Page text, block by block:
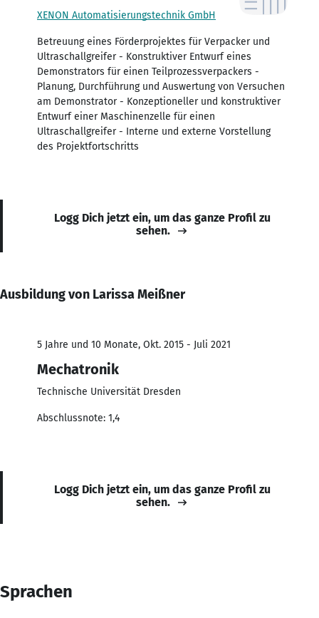
XENON Automatisierungstechnik GmbH
Betreuung eines Förderprojektes für Verpacker und
Ultraschallgreifer - Konstruktiver Entwurf eines
Demonstrators für einen Teilprozessverpackers -
Planung, Durchführung und Auswertung von Versuchen
am Demonstrator - Konzeptioneller und konstruktiver
Entwurf einer Maschinenzelle für einen
Ultraschallgreifer - Interne und externe Vorstellung
des Projektfortschritts
Logg Dich jetzt ein, um das ganze Profil zu
sehen.
Ausbildung von Larissa Meißner
5 Jahre und 10 Monate, Okt. 2015 - Juli 2021
Mechatronik
Technische Universität Dresden
Abschlussnote: 1,4
Logg Dich jetzt ein, um das ganze Profil zu
sehen.
Sprachen